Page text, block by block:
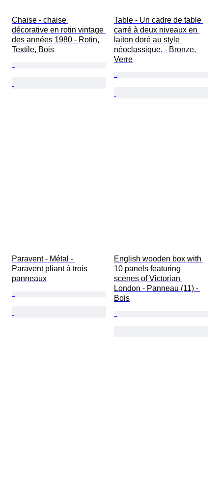
Chaise - chaise
décorative en rotin vintage
des années 1980 - Rotin,
Textile, Bois
Table - Un cadre de table
carré à deux niveaux en
laiton doré au style
néoclassique. - Bronze,
Verre
Paravent - Métal -
Paravent pliant à trois
panneaux
English wooden box with
10 panels featuring
scenes of Victorian
London - Panneau (11) -
Bois